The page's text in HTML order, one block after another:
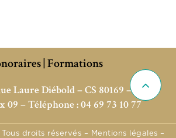
|Formations
Laure Diébold – CS 80169 – 69256
09 – Téléphone : 04 69 73 10 77
droits réservés – Mentions légales –